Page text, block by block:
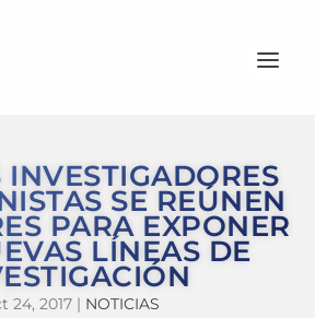
INVESTIGADORES
SE REÚNEN
PARA EXPONER
LÍNEAS DE
24, 2017 | NOTICIAS